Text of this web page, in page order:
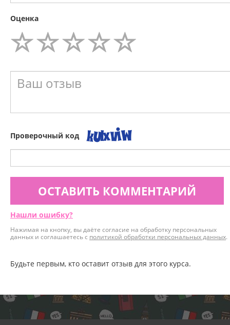
Оценка
Проверочный код
ОСТАВИТЬ КОММЕНТАРИЙ
Нашли ошибку?
Нажимая на кнопку, вы даёте согласие на обработку персональных
данных и соглашаетесь с политикой обработки персональных данных.
Будьте первым, кто оставит отзыв для этого курса.